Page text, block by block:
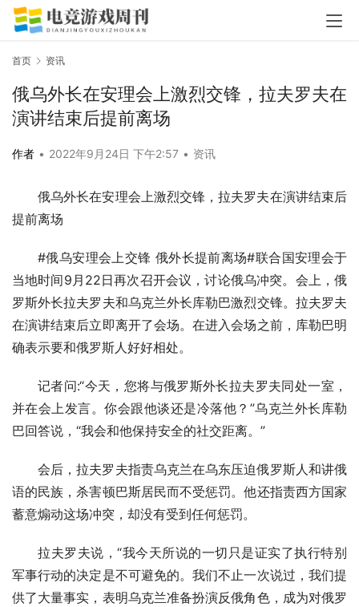
首页 资讯
俄乌外长在安理会上激烈交锋，拉夫罗夫在
演讲结束后提前离场
作者 • 2022年9月24日 下午2:57 • 资讯
俄乌外长在安理会上激烈交锋，拉夫罗夫在演讲结束后
提前离场
#俄乌安理会上交锋 俄外长提前离场#联合国安理会于
当地时间9月22日再次召开会议，讨论俄乌冲突。会上，俄
罗斯外长拉夫罗夫和乌克兰外长库勒巴激烈交锋。拉夫罗夫
在演讲结束后立即离开了会场。在进入会场之前，库勒巴明
确表示要和俄罗斯人好好相处。
记者问:“今天，您将与俄罗斯外长拉夫罗夫同处一室，
并在会上发言。你会跟他谈还是冷落他？”乌克兰外长库勒
巴回答说，“我会和他保持安全的社交距离。”
会后，拉夫罗夫指责乌克兰在乌东压迫俄罗斯人和讲俄
语的民族，杀害顿巴斯居民而不受惩罚。他还指责西方国家
蓄意煽动这场冲突，却没有受到任何惩罚。
拉夫罗夫说，“我今天所说的一切只是证实了执行特别
军事行动的决定是不可避免的。我们不止一次说过，我们提
供了大量事实，表明乌克兰准备扮演反俄角色，成为对俄罗